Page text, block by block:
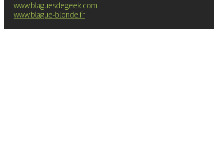
www.blaguesdegeek.com
www.blague-blonde.fr